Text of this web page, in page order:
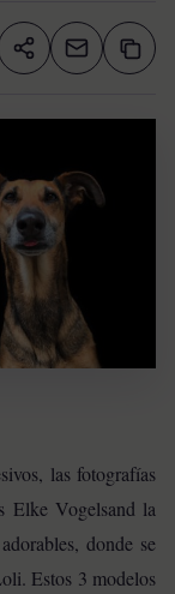
Compartir
las fotografías
Elke Vogelsand la
donde se
Estos 3 modelos